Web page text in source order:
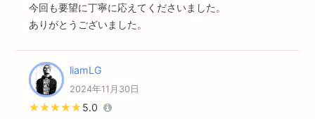
今回も要望に丁寧に応えてくださいました。
ありがとうございました。
liamLG
2024年11月30日
★★★★★
★★★★★ 5.0